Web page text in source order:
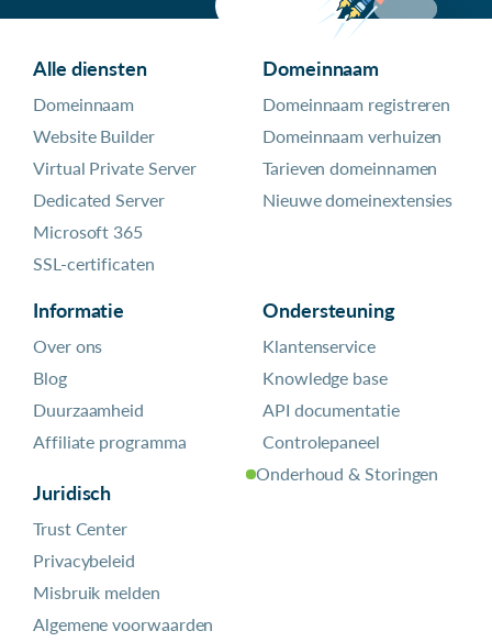
Alle diensten
Domeinnaam
Website Builder
Virtual Private Server
Dedicated Server
Microsoft 365
SSL-certificaten
Domeinnaam
Domeinnaam registreren
Domeinnaam verhuizen
Tarieven domeinnamen
Nieuwe domeinextensies
Informatie
Over ons
Blog
Duurzaamheid
Affiliate programma
Juridisch
Trust Center
Privacybeleid
Misbruik melden
Algemene voorwaarden
Ondersteuning
Klantenservice
Knowledge base
API documentatie
Controlepaneel
Onderhoud & Storingen